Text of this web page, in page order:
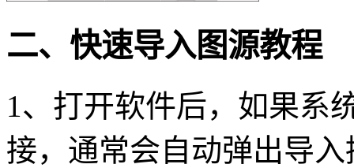
二、快速导入图源教程
1、打开软件后，如果系
接，通常会自动弹出导